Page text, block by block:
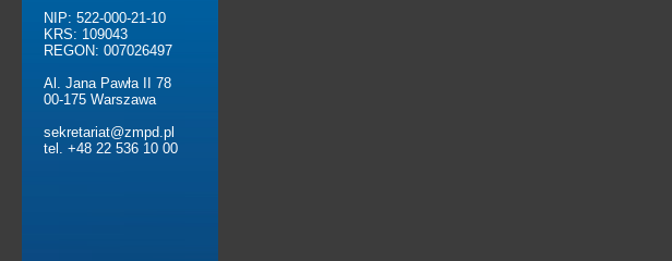
NIP: 522-000-21-10
KRS: 109043
REGON: 007026497
Al. Jana Pawła II 78
00-175 Warszawa
sekretariat@zmpd.pl
tel. +48 22 536 10 00